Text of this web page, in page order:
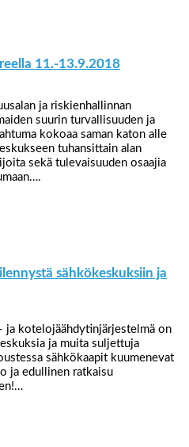
11.-13.9.2018
ja riskienhallinnan
suurin turvallisuuden ja
kokoaa saman katon alle
tuhansittain alan
sekä tulevaisuuden osaajia
sähkökeskuksiin ja
ja kotelojäähdytinjärjestelmä on
ja muita suljettuja
sähkökaapit kuumenevat
ja edullinen ratkaisu